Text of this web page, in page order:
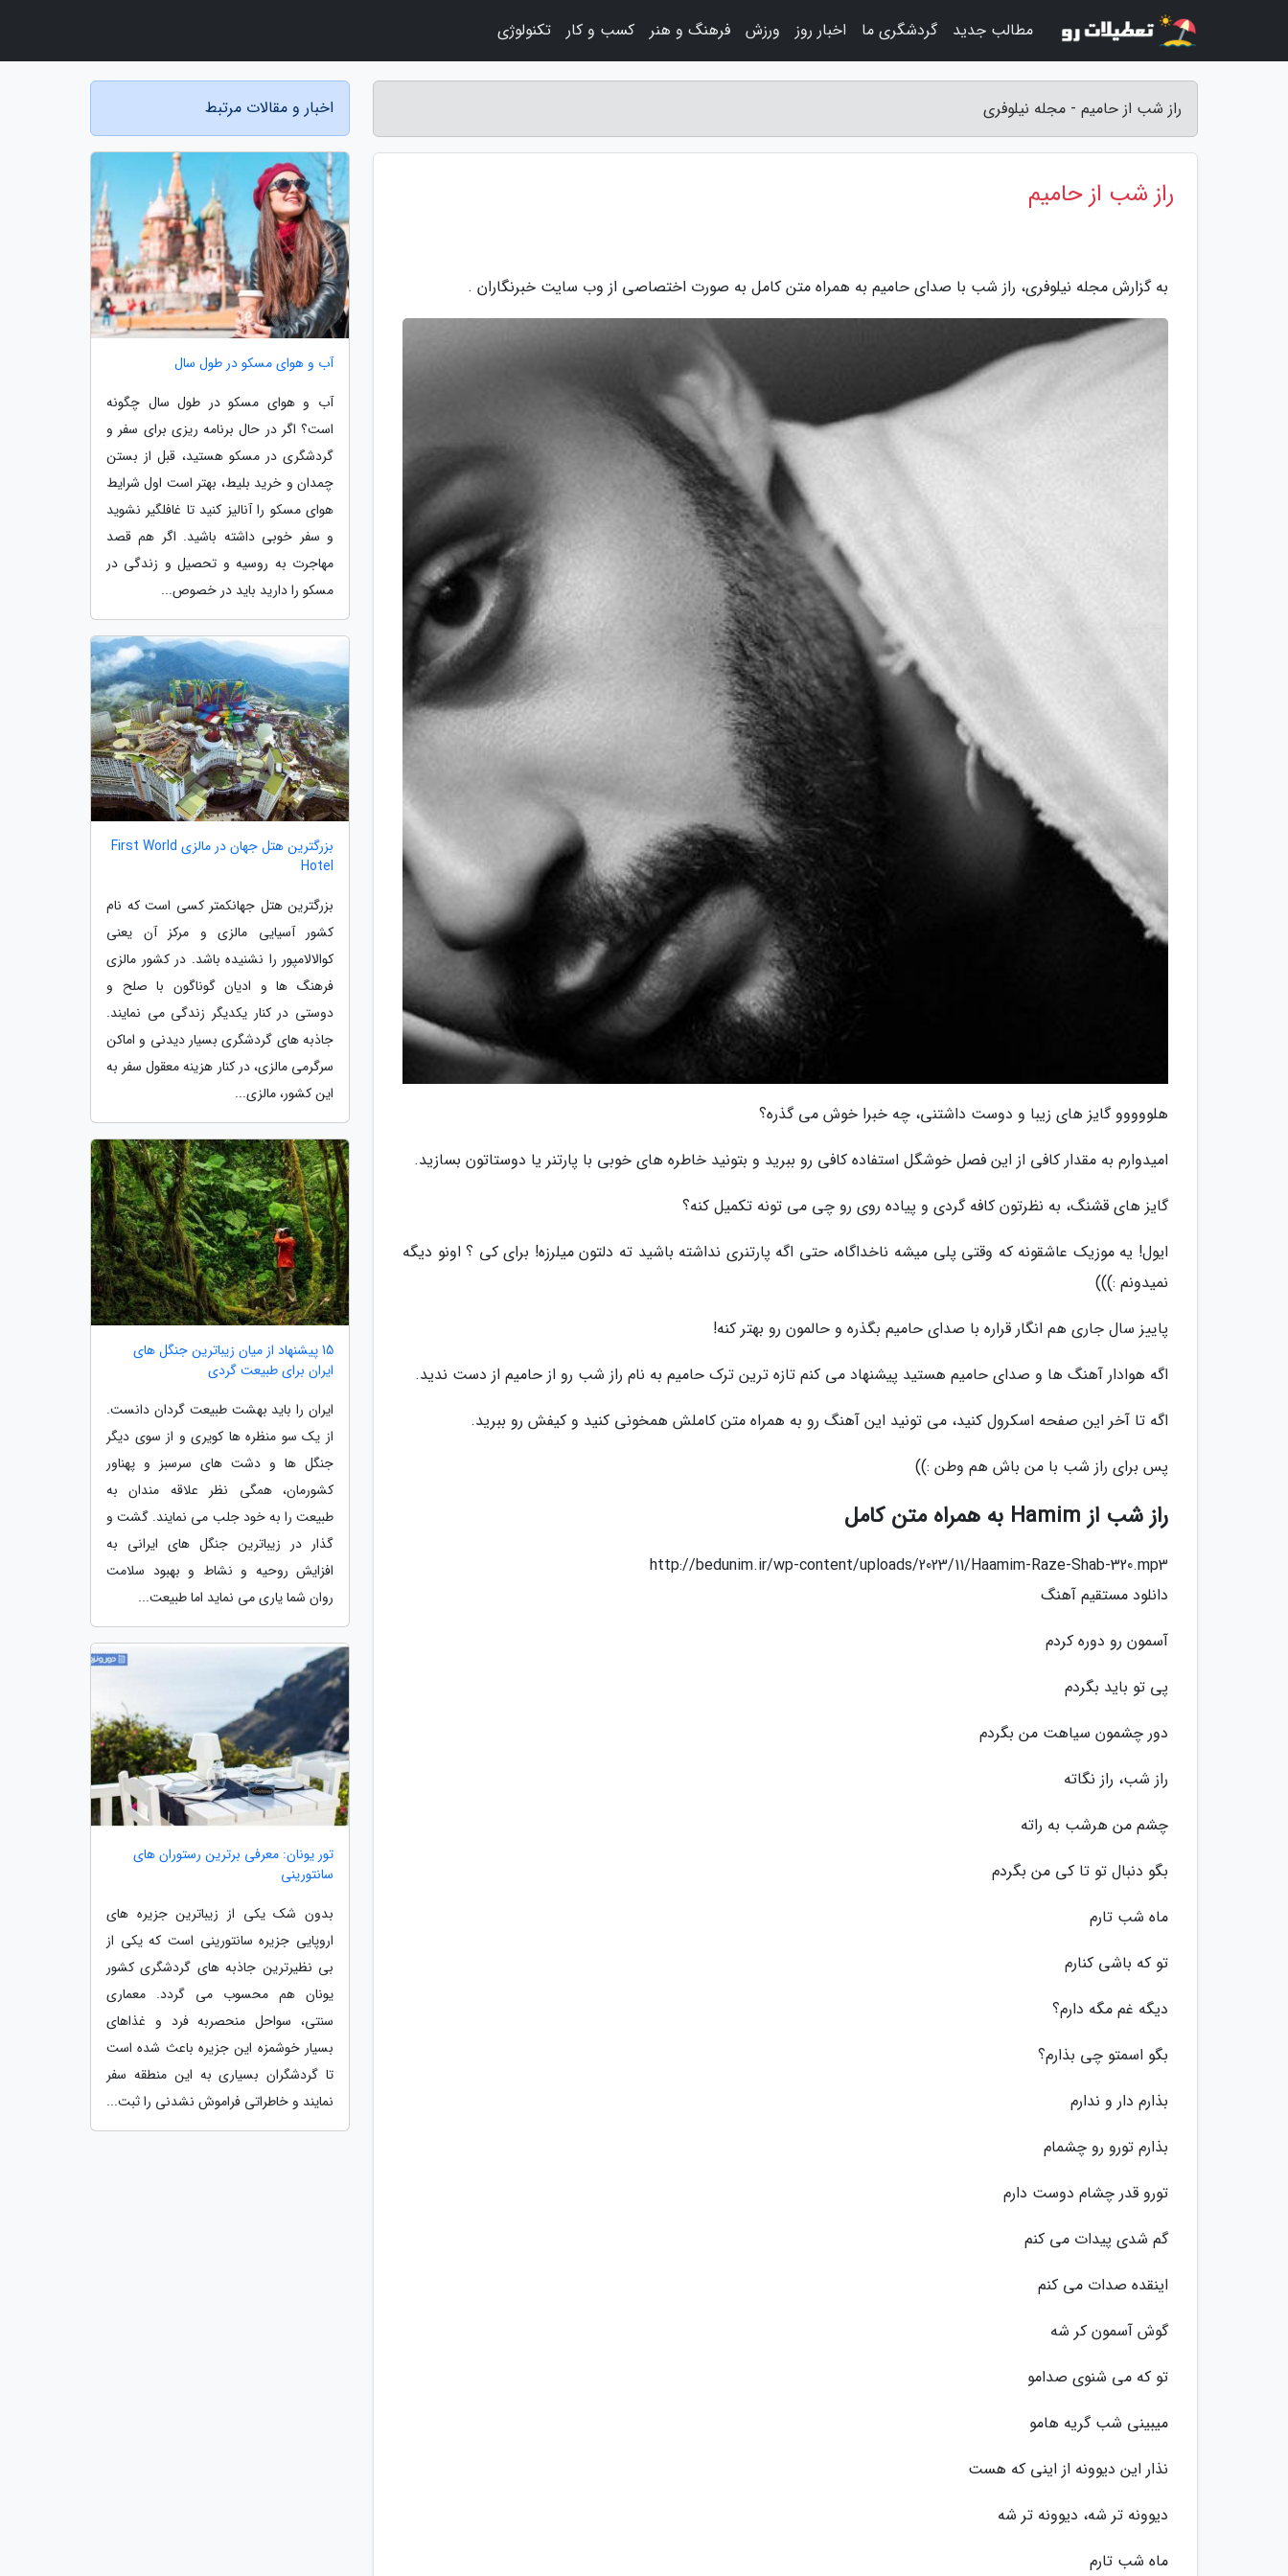
راز شب از حامیم - مجله نیلوفری
راز شب از حامیم
به گزارش مجله نیلوفری، راز شب با صدای حامیم به همراه متن کامل به صورت اختصاصی از وب سایت خبرنگاران .
هلووووو گایز های زیبا و دوست داشتنی، چه خبرا خوش می گذره؟
امیدوارم به مقدار کافی از این فصل خوشگل استفاده کافی رو ببرید و بتونید خاطره های خوبی با پارتنر یا دوستاتون بسازید.
گایز های قشنگ، به نظرتون کافه گردی و پیاده روی رو چی می تونه تکمیل کنه؟
ایول! یه موزیک عاشقونه که وقتی پلی میشه ناخداگاه، حتی اگه پارتنری نداشته باشید ته دلتون میلرزه! برای کی ؟ اونو دیگه
نمیدونم :)))
پاییز سال جاری هم انگار قراره با صدای حامیم بگذره و حالمون رو بهتر کنه!
اگه هوادار آهنگ ها و صدای حامیم هستید پیشنهاد می کنم تازه ترین ترک حامیم به نام راز شب رو از حامیم از دست ندید.
اگه تا آخر این صفحه اسکرول کنید، می تونید این آهنگ رو به همراه متن کاملش همخونی کنید و کیفش رو ببرید.
پس برای راز شب با من باش هم وطن :))
راز شب از Hamim به همراه متن کامل
http://bedunim.ir/wp-content/uploads/2023/11/Haamim-Raze-Shab-320.mp3
دانلود مستقیم آهنگ
آسمون رو دوره کردم
پی تو باید بگردم
دور چشمون سیاهت من بگردم
راز شب، راز نگاته
چشم من هرشب به راته
بگو دنبال تو تا کی من بگردم
ماه شب تارم
تو که باشی کنارم
دیگه غم مگه دارم؟
بگو اسمتو چی بذارم؟
بذارم دار و ندارم
بذارم تورو رو چشمام
تورو قدر چشام دوست دارم
گم شدی پیدات می کنم
اینقده صدات می کنم
گوش آسمون کر شه
تو که می شنوی صدامو
میبینی شب گریه هامو
نذار این دیوونه از اینی که هست
دیوونه تر شه، دیوونه تر شه
ماه شب تارم
اخبار و مقالات مرتبط
آب و هوای مسکو در طول سال
آب و هوای مسکو در طول سال چگونه
است؟ اگر در حال برنامه ریزی برای سفر و
گردشگری در مسکو هستید، قبل از بستن
چمدان و خرید بلیط، بهتر است اول شرایط
هوای مسکو را آنالیز کنید تا غافلگیر نشوید
و سفر خوبی داشته باشید. اگر هم قصد
مهاجرت به روسیه و تحصیل و زندگی در
مسکو را دارید باید در خصوص...
بزرگترین هتل جهان در مالزی First World
Hotel
بزرگترین هتل جهانکمتر کسی است که نام
کشور آسیایی مالزی و مرکز آن یعنی
کوالالامپور را نشنیده باشد. در کشور مالزی
فرهنگ ها و ادیان گوناگون با صلح و
دوستی در کنار یکدیگر زندگی می نمایند.
جاذبه های گردشگری بسیار دیدنی و اماکن
سرگرمی مالزی، در کنار هزینه معقول سفر به
این کشور، مالزی...
15 پیشنهاد از میان زیباترین جنگل های
ایران برای طبیعت گردی
ایران را باید بهشت طبیعت گردان دانست.
از یک سو منظره ها کویری و از سوی دیگر
جنگل ها و دشت های سرسبز و پهناور
کشورمان، همگی نظر علاقه مندان به
طبیعت را به خود جلب می نمایند. گشت و
گذار در زیباترین جنگل های ایرانی به
افزایش روحیه و نشاط و بهبود سلامت
روان شما یاری می نماید اما طبیعت...
تور یونان: معرفی برترین رستوران های
سانتورینی
بدون شک یکی از زیباترین جزیره های
اروپایی جزیره سانتورینی است که یکی از
بی نظیرترین جاذبه های گردشگری کشور
یونان هم محسوب می گردد. معماری
سنتی، سواحل منحصربه فرد و غذاهای
بسیار خوشمزه این جزیره باعث شده است
تا گردشگران بسیاری به این منطقه سفر
نمایند و خاطراتی فراموش نشدنی را ثبت...
مطالب جدید گردشگری ما اخبار روز ورزش فرهنگ و هنر کسب و کار تکنولوژی